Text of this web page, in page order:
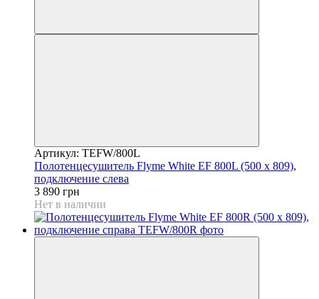
Артикул: TEFW/800L
Полотенцесушитель Flyme White EF 800L (500 х 809),
подключение слева
3 890 грн
Нет в наличии